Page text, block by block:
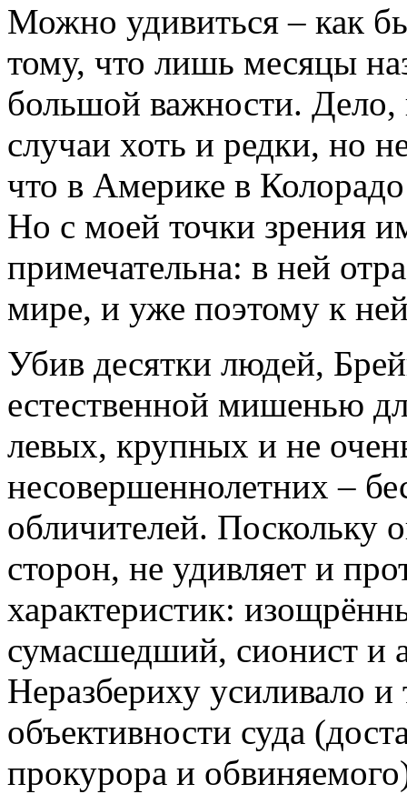
Можно удивиться – как
тому, что лишь месяцы
большой важности. Дело,
случаи хоть и редки, но
что в Америке в
Но с моей точки зрения
примечательна: в ней
мире, и уже поэтому к
Убив десятки людей,
естественной мишенью
левых, крупных и не
несовершеннолетних –
обличителей. Поскольку
сторон, не удивляет и
характеристик:
сумасшедший, сионист и
Неразбериху усиливало
объективности суда
прокурора и